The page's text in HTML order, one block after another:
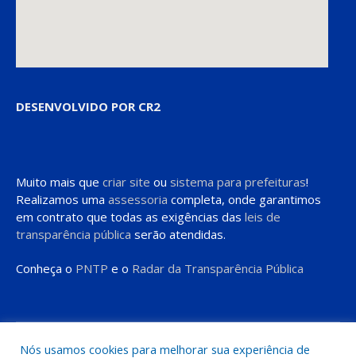
DESENVOLVIDO POR CR2
Muito mais que criar site ou sistema para prefeituras!
Realizamos uma assessoria completa, onde garantimos
em contrato que todas as exigências das leis de
transparência pública serão atendidas.
Conheça o PNTP e o Radar da Transparência Pública
Todos os direitos reservados a Prefeitura de Moju
Nós usamos cookies para melhorar sua experiência de